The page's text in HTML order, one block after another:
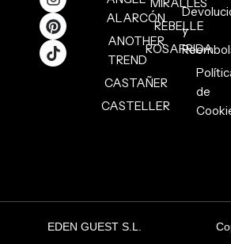
ALARCÓN
ANOTHER
TREND
CASTAÑER
CASTELLER
REBELLE
ROSAFRIDA
y
de
EDEN GUEST S.L.